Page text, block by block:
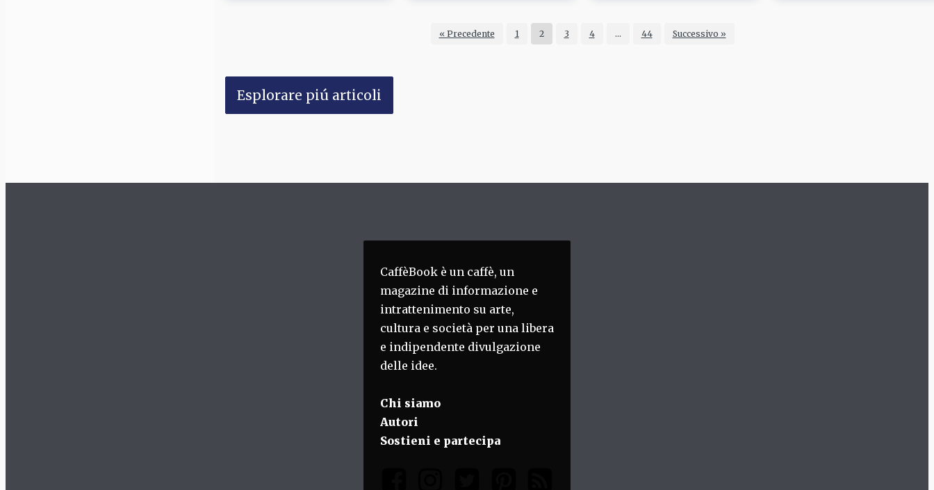
« Precedente 1 2 3 4 … 44 Successivo »
Esplorare piú articoli
CaffèBook è un caffè, un
magazine di informazione e
intrattenimento su arte,
cultura e società per una libera
e indipendente divulgazione
delle idee.
Chi siamo
Autori
Sostieni e partecipa